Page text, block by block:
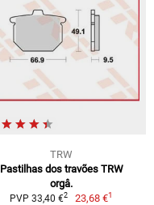
TRW
Pastilhas dos travões TRW
orgâ.
PVP 33,40 €2 23,68 €1